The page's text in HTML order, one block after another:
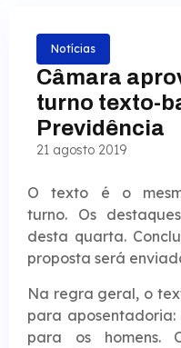
Notícias
Câmara
turno texto-
Previdência
21 agosto 2019
O texto é o
turno. Os
desta quarta.
proposta será
Na regra geral, o
para aposentadoria:
para os homens.